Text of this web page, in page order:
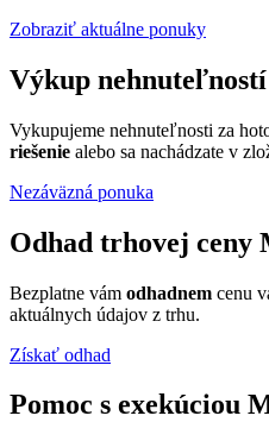
Zobraziť aktuálne ponuky
Výkup
Vykupujeme nehnuteľnosti za
riešenie alebo sa nachádzate v
Nezáväzná ponuka
Odhad trhovej ceny
Bezplatne vám odhadnem cenu
aktuálnych údajov z trhu.
Získať odhad
Pomoc s exekúciou